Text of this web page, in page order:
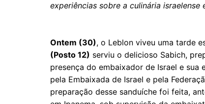
experiências sobre a culinária
Ontem (30), o Leblon viveu uma tarde
(Posto 12) serviu o delicioso Sabich,
presença do embaixador de Israel e sua
pela Embaixada de Israel e pela
preparação desse sanduíche foi feita,